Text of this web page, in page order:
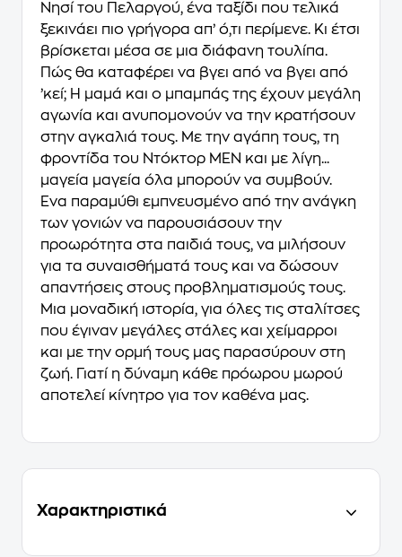
Νησί του Πελαργού, ένα ταξίδι που τελικά
ξεκινάει πιο γρήγορα απ’ ό,τι περίμενε. Κι έτσι
βρίσκεται μέσα σε μια διάφανη τουλίπα.
Πώς θα καταφέρει να βγει από να βγει από
’κεί; Η μαμά και ο μπαμπάς της έχουν μεγάλη
αγωνία και ανυπομονούν να την κρατήσουν
στην αγκαλιά τους. Με την αγάπη τους, τη
φροντίδα του Ντόκτορ ΜΕΝ και με λίγη...
μαγεία μαγεία όλα μπορούν να συμβούν.
Ένα παραμύθι εμπνευσμένο από την ανάγκη
των γονιών να παρουσιάσουν την
προωρότητα στα παιδιά τους, να μιλήσουν
για τα συναισθήματά τους και να δώσουν
απαντήσεις στους προβληματισμούς τους.
Μια μοναδική ιστορία, για όλες τις σταλίτσες
που έγιναν μεγάλες στάλες και χείμαρροι
και με την ορμή τους μας παρασύρουν στη
ζωή. Γιατί η δύναμη κάθε πρόωρου μωρού
αποτελεί κίνητρο για τον καθένα μας.
Χαρακτηριστικά